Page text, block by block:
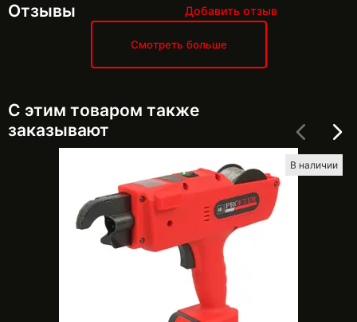
Отзывы Добавить отзыв
Смотреть больше
С этим товаром также
заказывают
В наличии